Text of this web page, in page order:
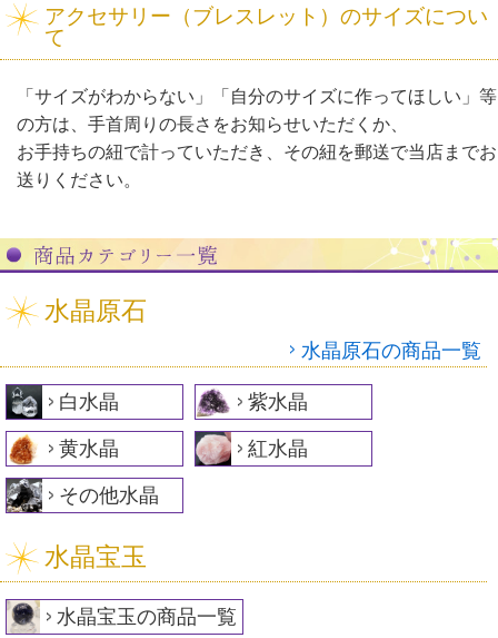
アクセサリー（ブレスレット）のサイズについ
て
「サイズがわからない」「自分のサイズに作ってほしい」等
の方は、手首周りの長さをお知らせいただくか、
お手持ちの紐で計っていただき、その紐を郵送で当店までお
送りください。
水晶原石
水晶原石の商品一覧
白水晶 紫水晶
黄水晶 紅水晶
その他水晶
水晶宝玉
水晶宝玉の商品一覧